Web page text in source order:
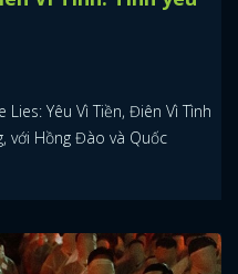
Yêu Vì Tiền, Điên Vì Tình
với Hồng Đào và Quốc